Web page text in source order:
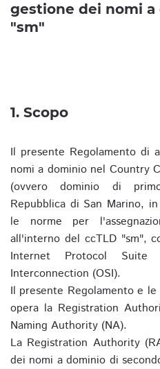
gestione dei nomi a
"sm"
1. Scopo
Il presente Regolamento di
nomi a dominio nel Country
(ovvero dominio di
Repubblica di San Marino,
le norme per
all'interno del ccTLD "sm",
Internet Protocol
Interconnection (OSI).
Il presente Regolamento e
opera la Registration
Naming Authority (NA).
La Registration Authority
dei nomi a dominio di